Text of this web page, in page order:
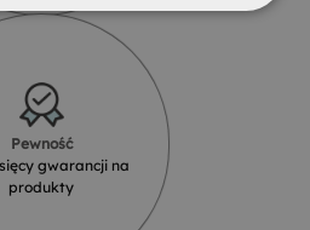
Pewność
gwarancji na
produkty